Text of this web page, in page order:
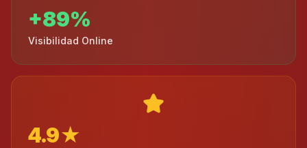
+89%
Visibilidad Online
4.9★